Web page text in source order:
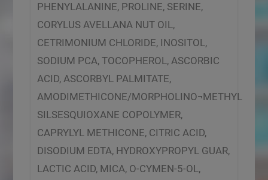
PHENYLALANINE, PROLINE, SERINE,
CORYLUS AVELLANA NUT OIL,
CETRIMONIUM CHLORIDE, INOSITOL,
SODIUM PCA, TOCOPHEROL, ASCORBIC
ACID, ASCORBYL PALMITATE,
AMODIMETHICONE/MORPHOLINO¬METHYL
SILSESQUIOXANE COPOLYMER,
CAPRYLYL METHICONE, CITRIC ACID,
DISODIUM EDTA, HYDROXYPROPYL GUAR,
LACTIC ACID, MICA, O-CYMEN-5-OL,